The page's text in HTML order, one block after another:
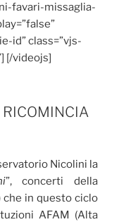
favari-missaglia-
id” class=”vjs-
[/videojs]
RICOMINCIA
Nicolini la
”, concerti della
che in questo ciclo
AFAM (Alta